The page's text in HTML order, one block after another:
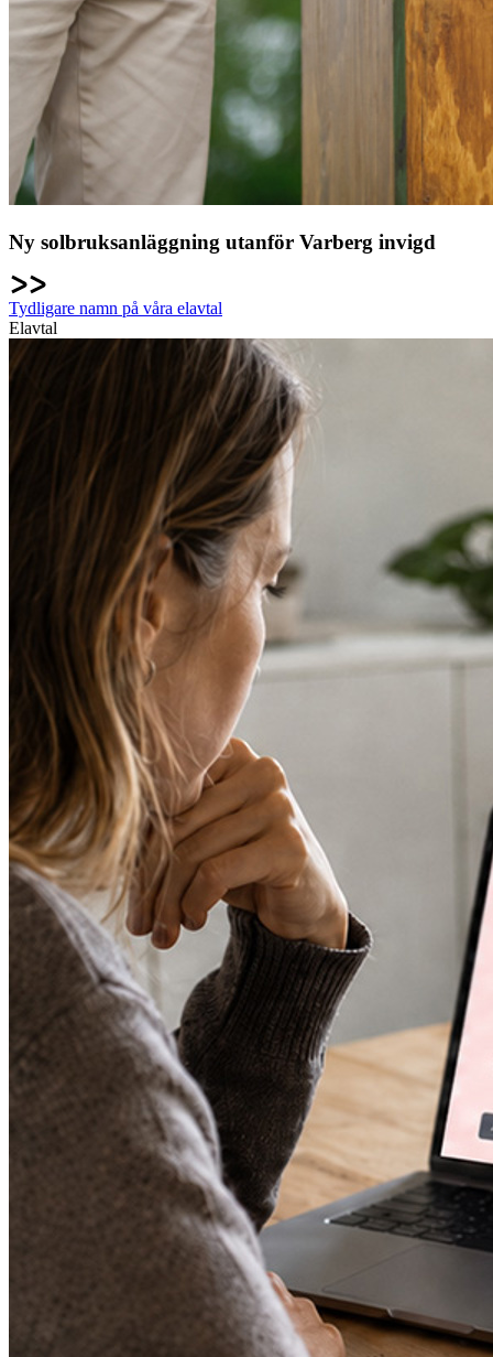
Ny solbruksanläggning utanför Varberg invigd
Tydligare namn på våra elavtal
Elavtal